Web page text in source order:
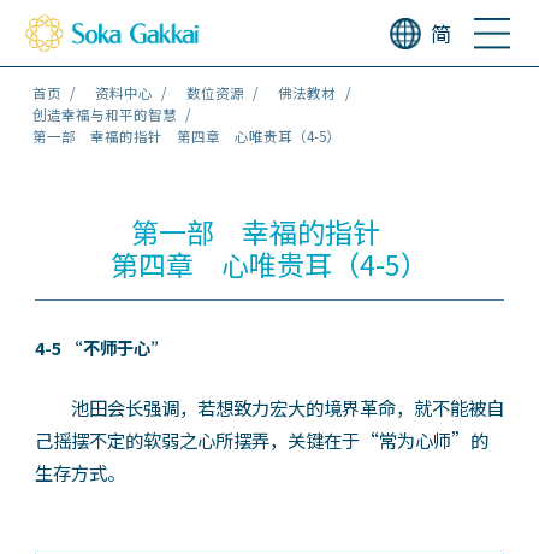
简
首页 资料中心 数位资源
佛法教材
创造幸福与和平的智慧
第一部 幸福的指针 第四章 心唯贵耳（4-5）
第一部 幸福的指针
第四章 心唯贵耳（4-5）
4-5 “不师于心”
池田会长强调，若想致力宏大的境界革命，就不能被自
己摇摆不定的软弱之心所摆弄，关键在于“常为心师”的
生存方式。